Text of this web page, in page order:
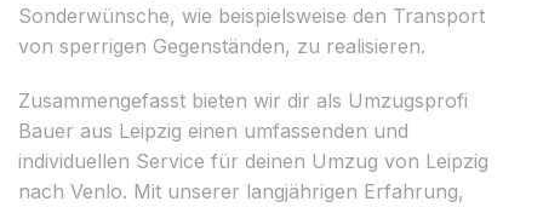
Sonderwünsche, wie beispielsweise den Transport
von sperrigen Gegenständen, zu realisieren.
Zusammengefasst bieten wir dir als Umzugsprofi
Bauer aus Leipzig einen umfassenden und
individuellen Service für deinen Umzug von Leipzig
nach Venlo. Mit unserer langjährigen Erfahrung,